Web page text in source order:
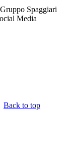
Spaggiari
Media
Back to top